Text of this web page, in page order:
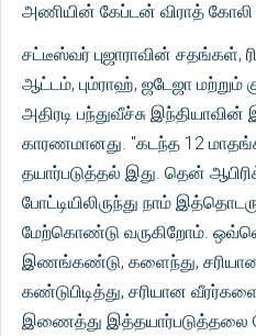
அணியின் கேப்டன் விராத் கோலி
சட்டீஸ்வர் புஜாராவின் சதங்கள்,
ஆட்டம், பும்ராஹ், ஜடேஜா
அதிரடி பந்துவீச்சு
காரணமானது. "கடந்த 12
தயார்படுத்தல் இது. தென்
போட்டியிலிருந்து நாம்
மேற்கொண்டு வருகிறோம்.
இணங்கண்டு, களைந்து,
கண்டுபிடித்து, சரியான
இணைத்து இத்தயார்படுத்தலை